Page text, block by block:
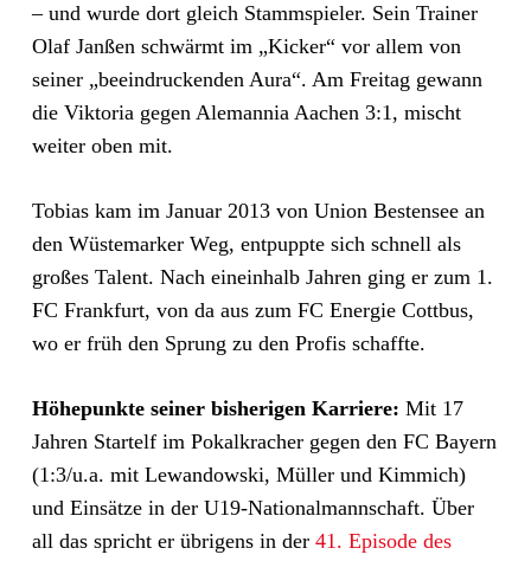
– und wurde dort gleich Stammspieler. Sein Trainer
Olaf Janßen schwärmt im „Kicker“ vor allem von
seiner „beeindruckenden Aura“. Am Freitag gewann
die Viktoria gegen Alemannia Aachen 3:1, mischt
weiter oben mit.
Tobias kam im Januar 2013 von Union Bestensee an
den Wüstemarker Weg, entpuppte sich schnell als
großes Talent. Nach eineinhalb Jahren ging er zum 1.
FC Frankfurt, von da aus zum FC Energie Cottbus,
wo er früh den Sprung zu den Profis schaffte.
Höhepunkte seiner bisherigen Karriere: Mit 17
Jahren Startelf im Pokalkracher gegen den FC Bayern
(1:3/u.a. mit Lewandowski, Müller und Kimmich)
und Einsätze in der U19-Nationalmannschaft. Über
all das spricht er übrigens in der 41. Episode des